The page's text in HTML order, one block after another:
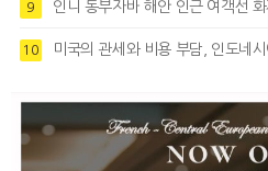
9 인니 동부자바 해안 인근 여객선
10 미국의 관세와 비용 부담, 인도네